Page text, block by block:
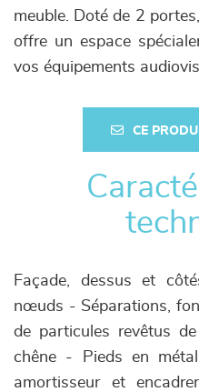
meuble. Doté de 2
offre un espace
vos équipements
CE
Façade, dessus et
nœuds - Séparations,
de particules revêtus
chêne - Pieds en
amortisseur et